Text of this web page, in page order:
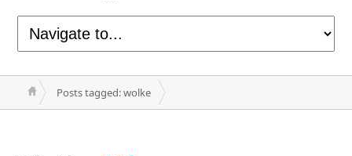
Posts tagged: wolke